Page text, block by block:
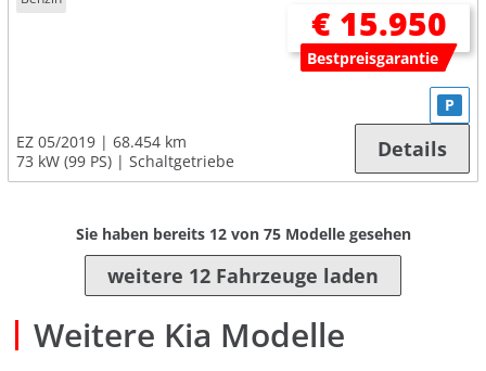
€ 15.950
Bestpreisgarantie
EZ 05/2019
68.454 km
73 kW (99 PS)
Schaltgetriebe
P
Details
Sie haben bereits 12von 75Modelle gesehen
weitere 12 Fahrzeuge laden
Weitere Kia Modelle